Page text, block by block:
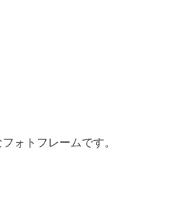
ォトフレームです。